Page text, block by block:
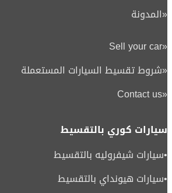
«المدونة
«
Sell your car
«شروط تقسيط السيارات المستعملة
«
Contact us
سيارات كوري بالتقسيط
•سيارات شيفروليه بالتقسيط
•سيارات هيونداي بالتقسيط